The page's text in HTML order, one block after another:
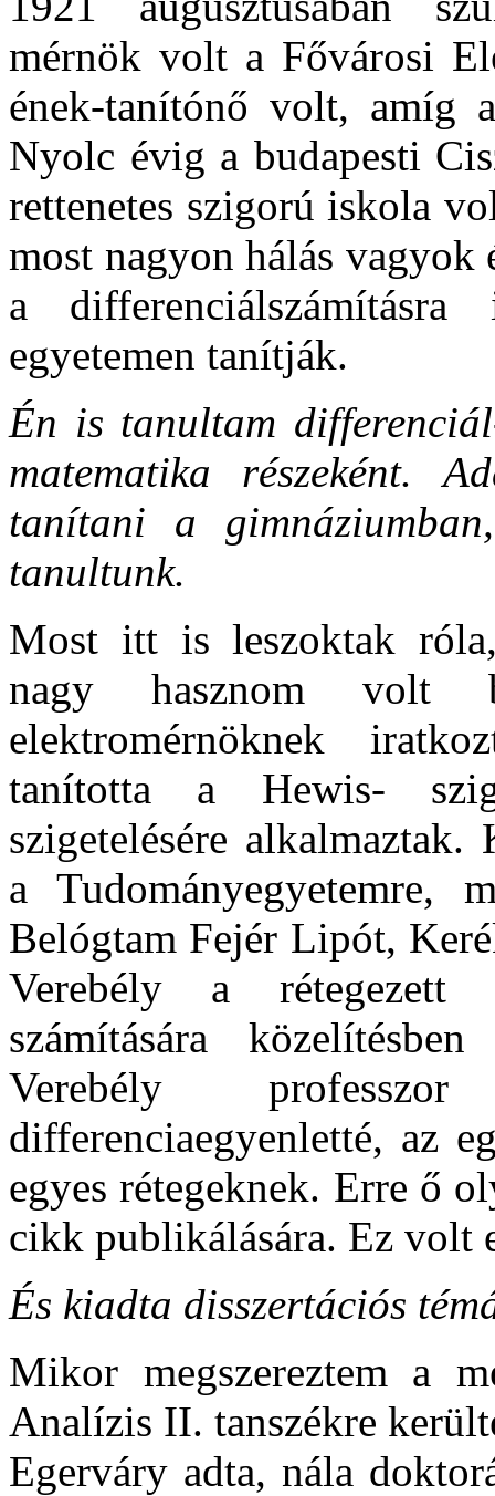
mérnök volt a Fővárosi
ének-tanítónő volt, amíg
Nyolc évig a budapesti
rettenetes szigorú iskola
most nagyon hálás vagyok
a
egyetemen tanítják.
Én is tanultam
matematika részeként.
tanítani a
tanultunk.
Most itt is leszoktak
nagy hasznom volt
elektromérnöknek
tanította a Hewis-
szigetelésére
a Tudományegyetemre,
Belógtam Fejér Lipót,
Verebély a rétegezett
számítására
Verebély
differenciaegyenletté, az
egyes rétegeknek. Erre ő
cikk publikálására. Ez volt
És kiadta disszertációs
Mikor megszereztem a
Analízis II. tanszékre
Egerváry adta, nála